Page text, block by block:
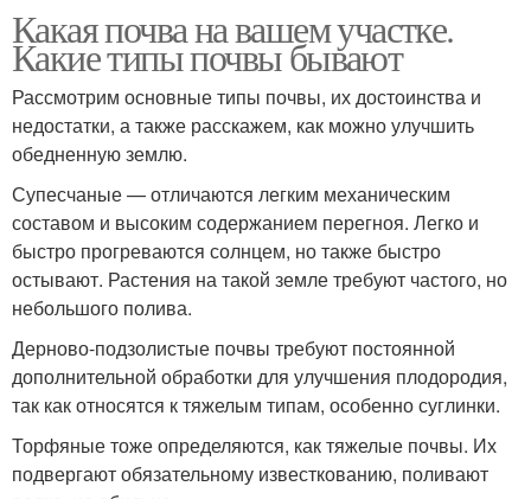
Какая почва на вашем участке.
Какие типы почвы бывают
Рассмотрим основные типы почвы, их достоинства и
недостатки, а также расскажем, как можно улучшить
обедненную землю.
Супесчаные — отличаются легким механическим
составом и высоким содержанием перегноя. Легко и
быстро прогреваются солнцем, но также быстро
остывают. Растения на такой земле требуют частого, но
небольшого полива.
Дерново-подзолистые почвы требуют постоянной
дополнительной обработки для улучшения плодородия,
так как относятся к тяжелым типам, особенно суглинки.
Торфяные тоже определяются, как тяжелые почвы. Их
подвергают обязательному известкованию, поливают